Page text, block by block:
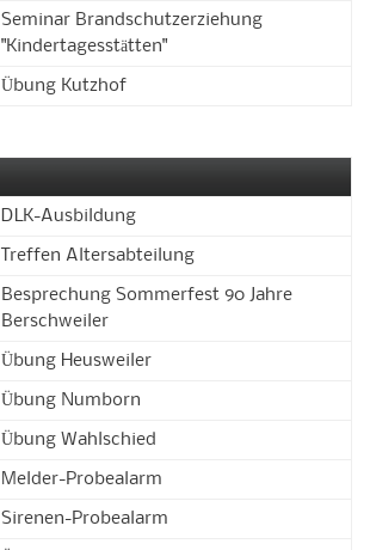
Seminar Brandschutzerziehung
"Kindertagesstätten"
Übung Kutzhof
DLK-Ausbildung
Treffen Altersabteilung
Besprechung Sommerfest 90 Jahre
Berschweiler
Übung Heusweiler
Übung Numborn
Übung Wahlschied
Melder-Probealarm
Sirenen-Probealarm